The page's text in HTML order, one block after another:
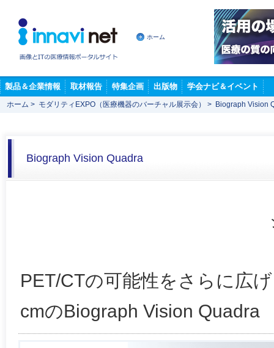
ホーム
製品＆企業情報 取材報告 特集企画 出版物 学会ナビ＆イベント
ホーム > モダリティEXPO（医療機器のバーチャル展示会） > Biograph Vision
Biograph Vision Quadra
PET/CTの可能性をさらに広
cmのBiograph Vision Quadra